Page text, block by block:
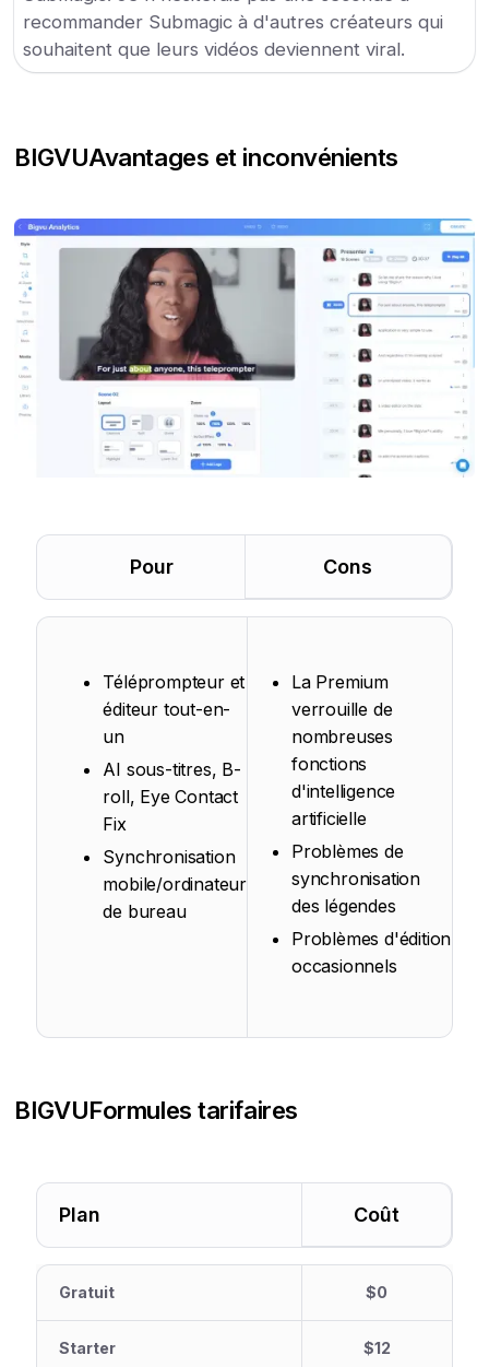
recommander Submagic à d'autres créateurs qui
souhaitent que leurs vidéos deviennent viral.
BIGVUAvantages et inconvénients
Pour Cons
Téléprompteur et
éditeur tout-en-
un
AI sous-titres, B-
roll, Eye Contact
Fix
Synchronisation
mobile/ordinateur
de bureau
La Premium
verrouille de
nombreuses
fonctions
d'intelligence
artificielle
Problèmes de
synchronisation
des légendes
Problèmes d'édition
occasionnels
BIGVUFormules tarifaires
Plan Coût
Gratuit $0
Starter $12